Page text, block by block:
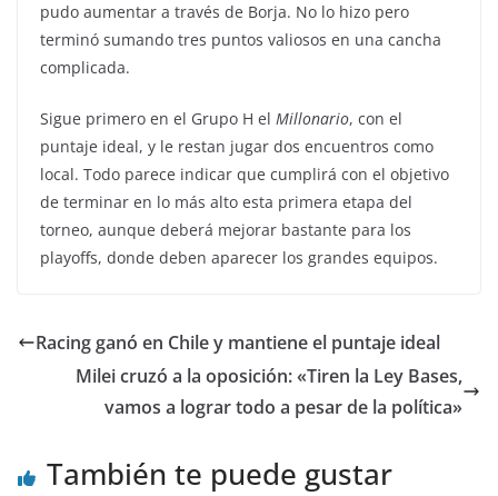
pudo aumentar a través de Borja. No lo hizo pero
terminó sumando tres puntos valiosos en una cancha
complicada.
Sigue primero en el Grupo H el Millonario, con el
puntaje ideal, y le restan jugar dos encuentros como
local. Todo parece indicar que cumplirá con el objetivo
de terminar en lo más alto esta primera etapa del
torneo, aunque deberá mejorar bastante para los
playoffs, donde deben aparecer los grandes equipos.
Racing ganó en Chile y mantiene el puntaje ideal
Milei cruzó a la oposición: «Tiren la Ley Bases,
vamos a lograr todo a pesar de la política»
También te puede gustar